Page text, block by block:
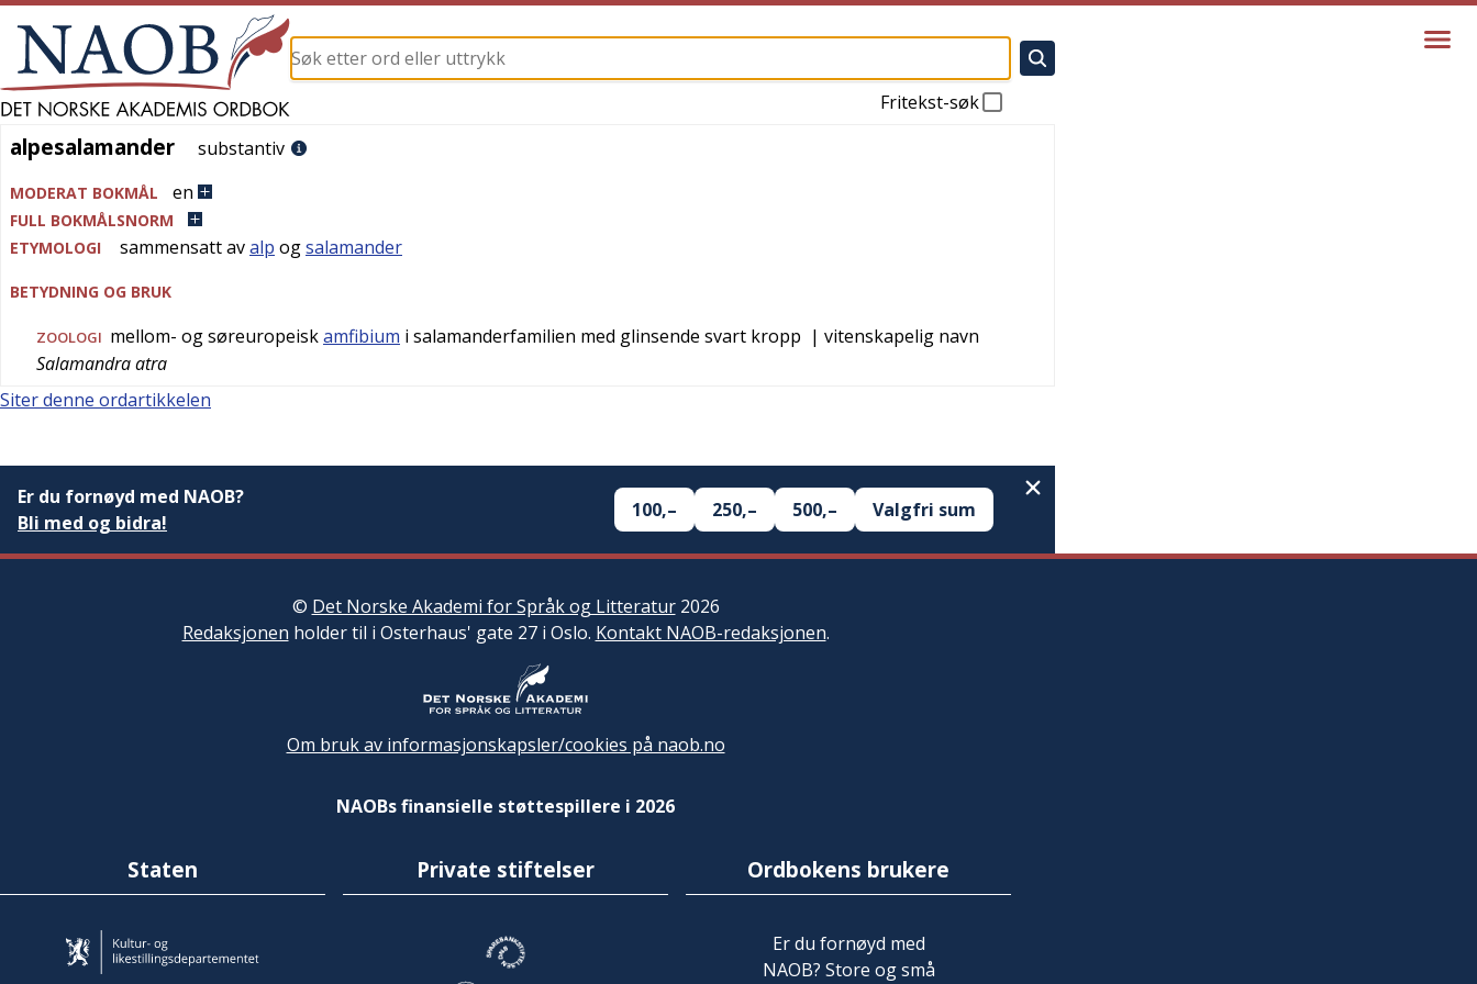
Fritekst-søk
alpesalamander
alpesalamander substantiv
MODERAT BOKMÅL en
FULL BOKMÅLSNORM
ETYMOLOGI
sammensatt avalp ogsalamander
BETYDNING OG BRUK
ZOOLOGI mellom- og søreuropeiskamfibium i salamanderfamilien med glinsende svart kropp | vitenskapelig navn
Salamandra atra
Siter denne ordartikkelen
Er du fornøyd med NAOB?
Bli med og bidra!
100,– 250,– 500,– Valgfri sum
© Det Norske Akademi for Språk og Litteratur2026
Redaksjonen holder til i Osterhaus' gate 27 i Oslo. Kontakt NAOB-redaksjonen.
Om bruk av informasjonskapsler/cookies på naob.no
NAOBs finansielle støttespillere i 2026
Staten Private stiftelser Ordbokens brukere
Er du fornøyd med
NAOB? Store og små